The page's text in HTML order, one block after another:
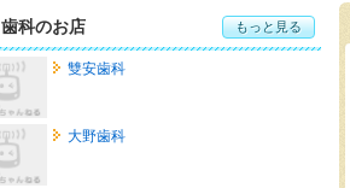
歯科のお店 もっと見る
雙安歯科
大野歯科